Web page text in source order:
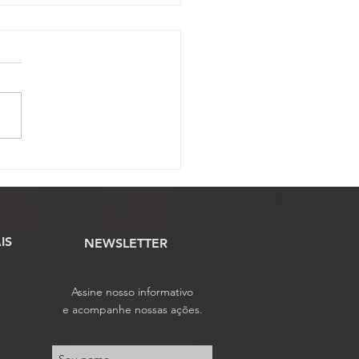
do PJUNEWSLETTER
Assine nosso informativo
e acompanhe nossas ações.